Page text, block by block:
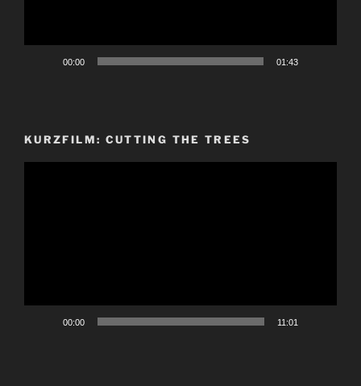
00:00 01:43
KURZFILM: CUTTING THE TREES
00:00 11:01